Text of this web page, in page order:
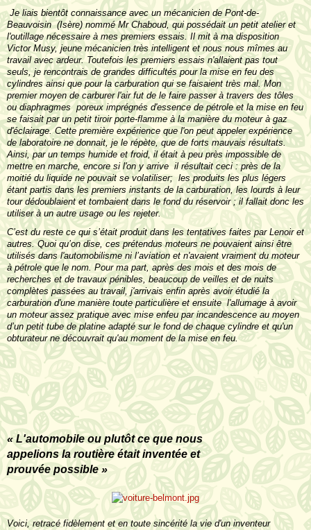
Je liais bientôt connaissance avec un mécanicien de Pont-de-
Beauvoisin (Isère) nommé Mr Chaboud, qui possédait un petit atelier et
l'outillage nécessaire à mes premiers essais. Il mit à ma disposition
Victor Musy, jeune mécanicien très intelligent et nous nous mîmes au
travail avec ardeur. Toutefois les premiers essais n'allaient pas tout
seuls, je rencontrais de grandes difficultés pour la mise en feu des
cylindres ainsi que pour la carburation qui se faisaient très mal. Mon
premier moyen de carburer l'air fut de le faire passer à travers des tôles
ou diaphragmes poreux imprégnés d'essence de pétrole et la mise en feu
se faisait par un petit tiroir porte-flamme à la manière du moteur à gaz
d'éclairage. Cette première expérience que l'on peut appeler expérience
de laboratoire ne don­nait, je le répète, que de forts mauvais résultats.
Ainsi, par un temps humide et froid, il était à peu près impossible de
mettre en marche, encore si l'on y arrive il résultait ceci : près de la
moitié du liquide ne pouvait se volatiliser; les produits les plus légers
étant partis dans les premiers instants de la carburation, les lourds à leur
tour dédoublaient et tombaient dans le fond du réservoir ; il fallait donc les
utiliser à un autre usage ou les rejeter.
C’est du reste ce qui s’était produit dans les tentatives faites par Lenoir et
autres. Quoi qu’on dise, ces prétendus moteurs ne pouvaient ainsi être
utilisés dans l'automobilisme ni l’aviation et n'avaient vraiment du moteur
à pétrole que le nom. Pour ma part, après des mois et des mois de
recherches et de travaux pé­nibles, beaucoup de veilles et de nuits
complètes passées au travail, j'arrivais enfin après avoir étudié la
carburation d'une manière toute particulière et ensuite l'allumage à avoir
un moteur assez pratique avec mise enfeu par incandescence au moyen
d’un petit tube de platine adapté sur le fond de chaque cylindre et qu'un
obturateur ne découvrait qu'au moment de la mise en feu.
« L'automobile ou plutôt ce que nous
appeli­ons la routière était inventée et
prouvée possible »
Voici, retracé fidèlement et en toute sincérité la vie d'un inventeur